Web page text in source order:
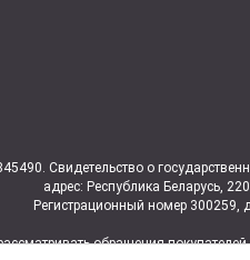
Свидетельство о
адрес: Республика Беларусь,
Регистрационный номер 300259,
обращения